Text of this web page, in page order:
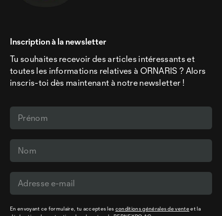
Inscription à la newsletter
Tu souhaites recevoir des articles intéressants et
toutes les informations relatives à ORNARIS ? Alors
inscris-toi dès maintenant à notre newsletter !
En envoyant ce formulaire, tu acceptes les conditions générales de venteet la